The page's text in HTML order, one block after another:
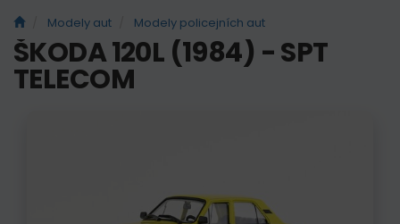
Modely aut Modely policejních aut
ŠKODA 120L (1984) - SPT
TELECOM